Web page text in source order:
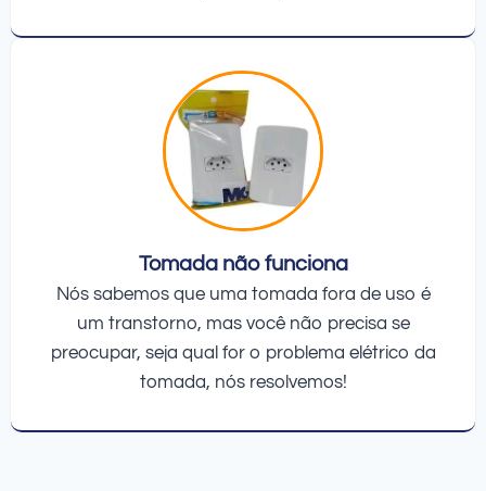
Tomada não funciona
Nós sabemos que uma tomada fora de uso é
um transtorno, mas você não precisa se
preocupar, seja qual for o problema elétrico da
tomada, nós resolvemos!